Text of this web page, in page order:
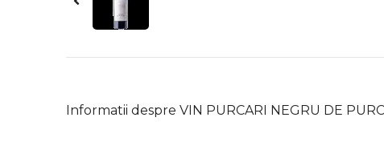
Informatii despre VIN PURCARI NEGRU DE